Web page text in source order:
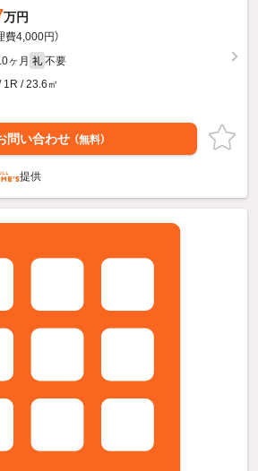
万円
費4,000円）
ヶ月 礼 不要
1R / 23.6㎡
問い合わせ （無料）
提供